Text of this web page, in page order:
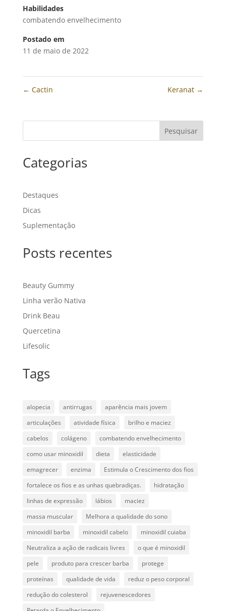
Habilidades
combatendo envelhecimento
Postado em
11 de maio de 2022
← Cactin Keranat →
Pesquisar
Categorias
Destaques
Dicas
Suplementação
Posts recentes
Beauty Gummy
Linha verão Nativa
Drink Beau
Quercetina
Lifesolic
Tags
alopecia antirrugas
aparência mais jovem
articulações
atividade física
brilho e maciez
cabelos
colágeno
combatendo envelhecimento
como usar minoxidil
dieta
elasticidade
emagrecer
enzima
Estimula o Crescimento dos fios
fortalece os fios e as unhas quebradiças.
hidratação
linhas de expressão
lábios
maciez
massa muscular
Melhora a qualidade do sono
minoxidil barba
minoxidil cabelo
minoxidil cuiaba
Neutraliza a ação de radicais livres
o que é minoxidil
pele
produto para crescer barba
protege
proteínas
qualidade de vida
reduz o peso corporal
redução do colesterol
rejuvenescedores